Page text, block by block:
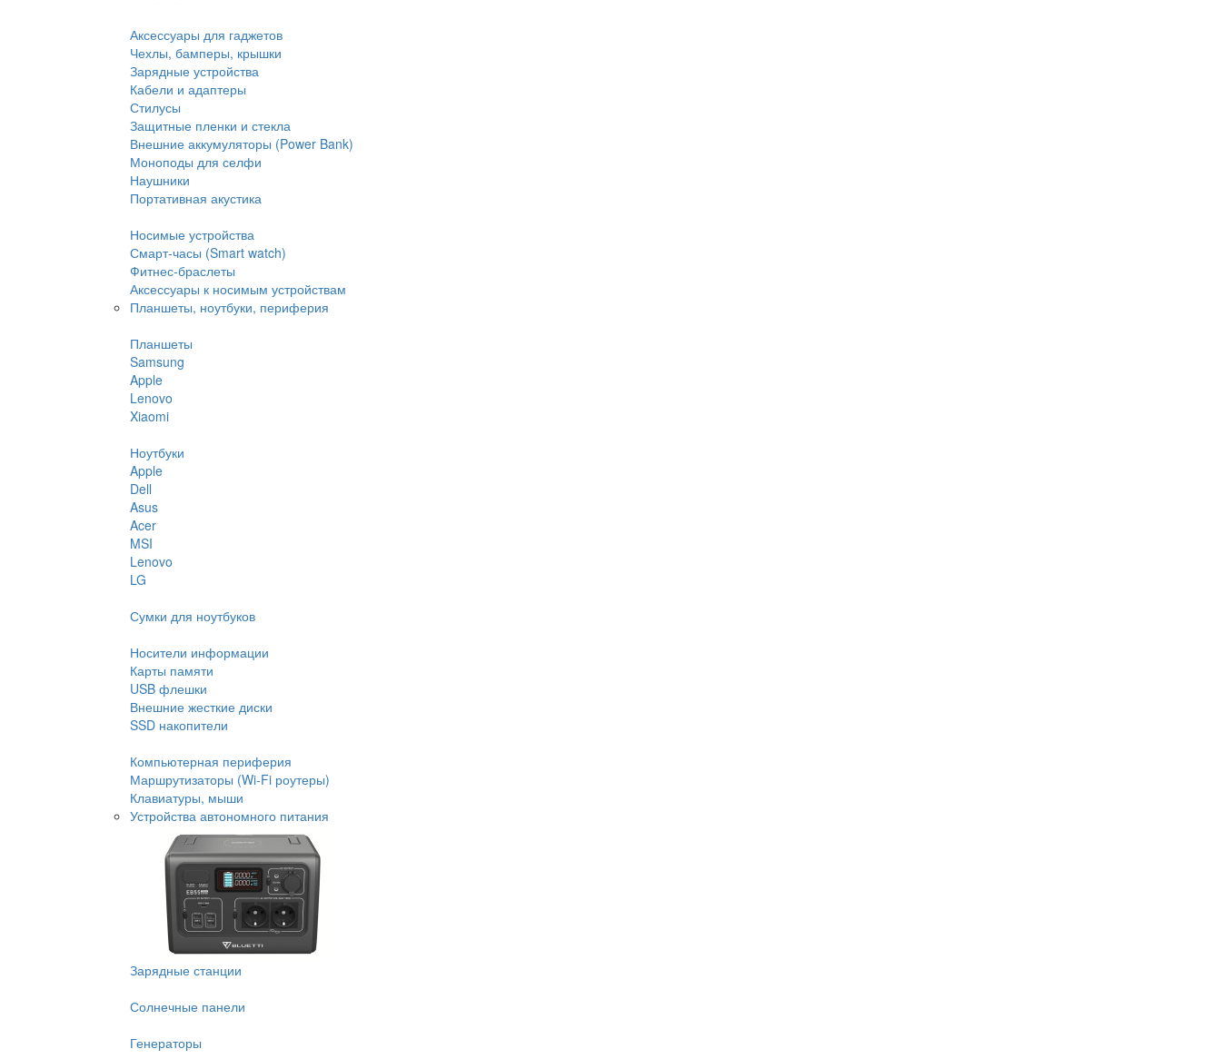
Аксессуары для гаджетов
Чехлы, бамперы, крышки
Зарядные устройства
Кабели и адаптеры
Стилусы
Защитные пленки и стекла
Внешние аккумуляторы (Power Bank)
Моноподы для селфи
Наушники
Портативная акустика
Носимые устройства
Смарт-часы (Smart watch)
Фитнес-браслеты
Аксессуары к носимым устройствам
Планшеты, ноутбуки, периферия
Планшеты
Samsung
Apple
Lenovo
Xiaomi
Ноутбуки
Apple
Dell
Asus
Acer
MSI
Lenovo
LG
Сумки для ноутбуков
Носители информации
Карты памяти
USB флешки
Внешние жесткие диски
SSD накопители
Компьютерная периферия
Маршрутизаторы (Wi-Fi роутеры)
Клавиатуры, мыши
Устройства автономного питания
Зарядные станции
Солнечные панели
Генераторы